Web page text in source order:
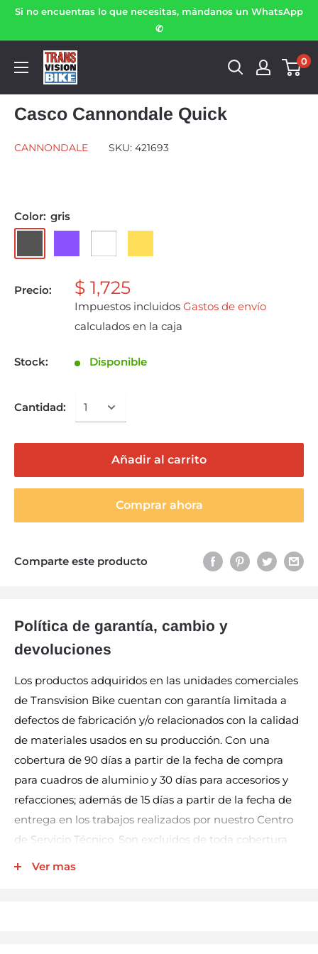
Si no encuentras lo que necesitas, mándanos un WhatsApp
✆
0
Casco Cannondale Quick
CANNONDALE SKU: 421693
Color: gris
Precio: $ 1,725
Impuestos incluidos Gastos de envío
calculados en la caja
Stock: Disponible
Cantidad:
Añadir al carrito
Comprar ahora
Comparte este producto
Política de garantía, cambio y
devoluciones
Los productos adquiridos en las unidades comerciales
de Transvision Bike cuentan con garantía limitada a
defectos de fabricación y/o relacionados con la calidad
de materiales usados en su producción. Con una
cobertura de 90 días a partir de la fecha de compra
para cuadros de aluminio y 30 días para accesorios y
refacciones; además de 15 días a partir de la fecha de
entrega en los trabajos realizados por nuestro Centro
de Servicio Técnico. Son excluidos de toda cobertura
Ver mas